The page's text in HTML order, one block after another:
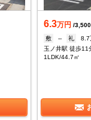
6.3万円 /
敷
-- 礼
8.7
玉ノ井駅 徒歩11
1LDK/44.7㎡